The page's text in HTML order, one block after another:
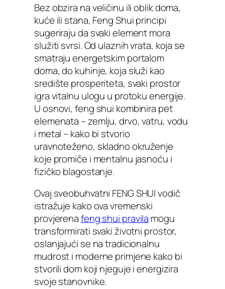
Bez obzira na veličinu ili oblik doma,
kuće ili stana, Feng Shui principi
sugeriraju da svaki element mora
služiti svrsi. Od ulaznih vrata, koja se
smatraju energetskim portalom
doma, do kuhinje, koja služi kao
središte prosperiteta, svaki prostor
igra vitalnu ulogu u protoku energije.
U osnovi, feng shui kombinira pet
elemenata – zemlju, drvo, vatru, vodu
i metal – kako bi stvorio
uravnoteženo, skladno okruženje
koje promiče i mentalnu jasnoću i
fizičko blagostanje.
Ovaj sveobuhvatni FENG SHUI vodič
istražuje kako ova vremenski
provjerenafeng shui pravila mogu
transformirati svaki životni prostor,
oslanjajući se na tradicionalnu
mudrost i moderne primjene kako bi
stvorili dom koji njeguje i energizira
svoje stanovnike.